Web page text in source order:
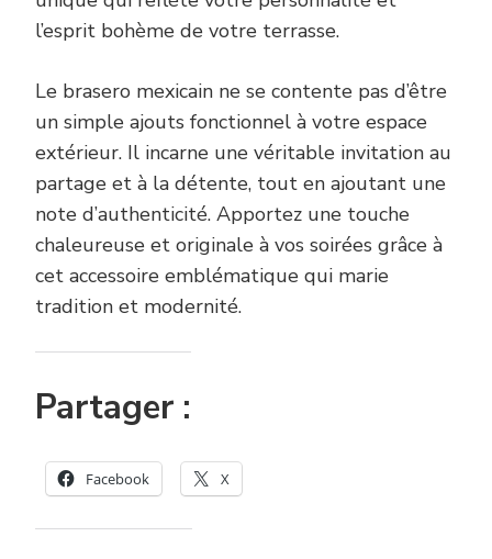
l’esprit bohème de votre terrasse.
Le brasero mexicain ne se contente pas d’être
un simple ajouts fonctionnel à votre espace
extérieur. Il incarne une véritable invitation au
partage et à la détente, tout en ajoutant une
note d’authenticité. Apportez une touche
chaleureuse et originale à vos soirées grâce à
cet accessoire emblématique qui marie
tradition et modernité.
Partager :
Facebook X